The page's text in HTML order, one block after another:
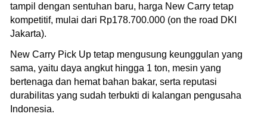
tampil dengan sentuhan baru, harga New Carry tetap
kompetitif, mulai dari Rp178.700.000 (on the road DKI
Jakarta).
New Carry Pick Up tetap mengusung keunggulan yang
sama, yaitu daya angkut hingga 1 ton, mesin yang
bertenaga dan hemat bahan bakar, serta reputasi
durabilitas yang sudah terbukti di kalangan pengusaha
Indonesia.